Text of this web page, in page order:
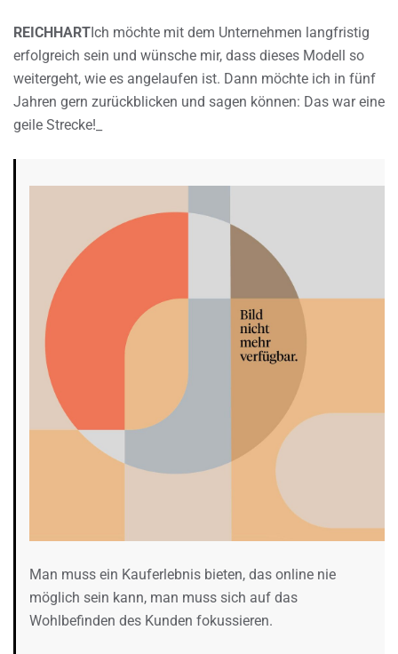
REICHHARTIch möchte mit dem Unternehmen langfristig
erfolgreich sein und wünsche mir, dass dieses Modell so
weitergeht, wie es angelaufen ist. Dann möchte ich in fünf
Jahren gern zurückblicken und sagen können: Das war eine
geile Strecke!_
Man muss ein Kauferlebnis bieten, das online nie
möglich sein kann, man muss sich auf das
Wohlbefinden des Kunden fokussieren.